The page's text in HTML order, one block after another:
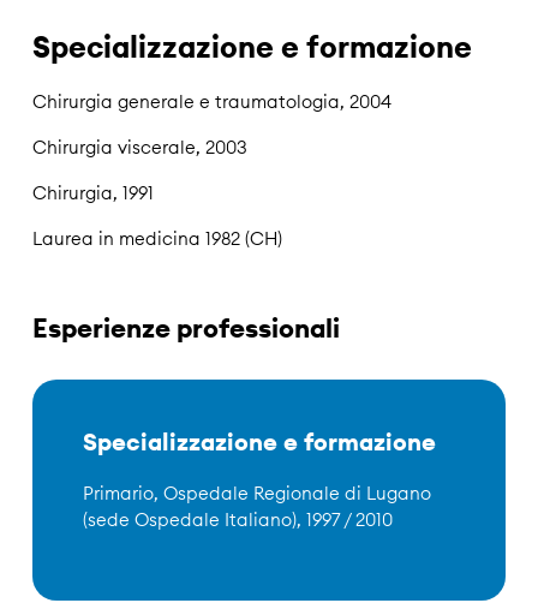
Specializzazione e formazione
Chirurgia generale e traumatologia, 2004
Chirurgia viscerale, 2003
Chirurgia, 1991
Laurea in medicina 1982 (CH)
Esperienze professionali
Specializzazione e formazione
Primario, Ospedale Regionale di Lugano
(sede Ospedale Italiano), 1997 / 2010